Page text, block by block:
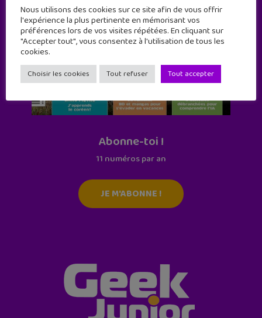
Abonne-toi !
11 numéros par an
JE M'ABONNE !
Nous utilisons des cookies sur ce site afin de vous offrir
l'expérience la plus pertinente en mémorisant vos
préférences lors de vos visites répétées. En cliquant sur
"Accepter tout", vous consentez à l'utilisation de tous les
cookies.
Choisir les cookies Tout refuser Tout accepter